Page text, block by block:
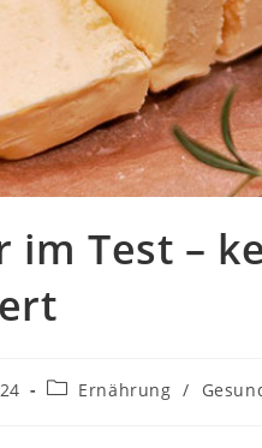
im Test –
Beitrags-
Ernährung /